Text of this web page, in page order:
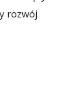
rozwój